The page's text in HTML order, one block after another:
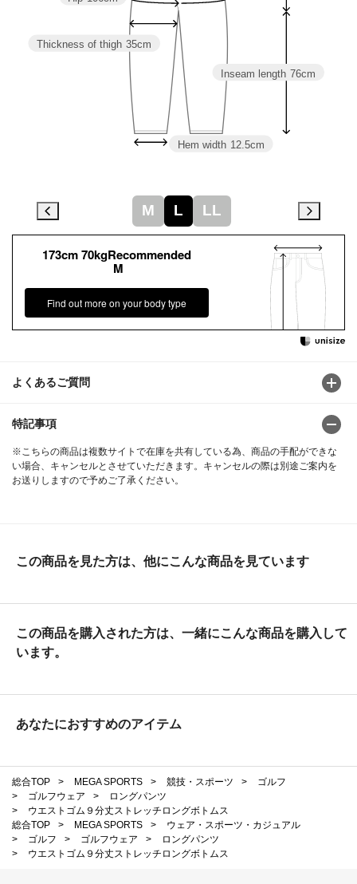
よくあるご質問
特記事項
※こちらの商品は複数サイトで在庫を共有している為、商品の手配ができな
い場合、キャンセルとさせていただきます。キャンセルの際は別途ご案内を
お送りしますので予めご了承ください。
173cm 70kgRecommended
M
Find out more on your body type
Inseam length 76cm
Hem width 12.5cm
Thickness of thigh 35cm
M L LL
この商品を見た方は、他にこんな商品を見ています
この商品を購入された方は、一緒にこんな商品を購入して
います。
あなたにおすすめのアイテム
総合TOP > MEGA SPORTS > 競技・スポーツ >
ゴルフ
>
ゴルフウェア >
ロングパンツ
>
ウエストゴム９分丈ストレッチロングボトムス
総合TOP
> MEGA SPORTS >
ウェア・スポーツ・カジュアル
>
ゴルフ > ゴルフウェア >
ロングパンツ
>
ウエストゴム９分丈ストレッチロングボトムス